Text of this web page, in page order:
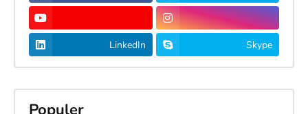
LinkedIn Skype
Populer